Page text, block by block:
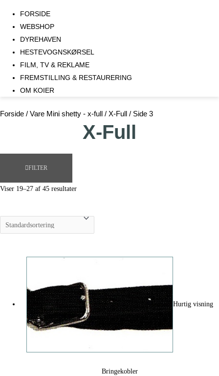
FORSIDE
WEBSHOP
DYREHAVEN
HESTEVOGNSKØRSEL
FILM, TV & REKLAME
FREMSTILLING & RESTAURERING​
OM KOIER
Forside / Vare Mini shetty - x-full / X-Full / Side 3
X-Full
FILTER
Viser 19–27 af 45 resultater
Hurtig visning
Bringekobler